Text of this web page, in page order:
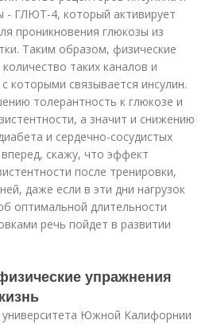
- ГЛЮТ-4, который активирует
проникновения глюкозы из
Таким образом, физические
таких каналов и
которыми связывается инсулин.
толерантность к глюкозе и
а значит и снижению
и сердечно-сосудистых
скажу, что эффект
после тренировки,
даже если в эти дни нагрузок
оптимальной длительности
речь пойдет в развитии
упражнения
университета Южной Калифорнии